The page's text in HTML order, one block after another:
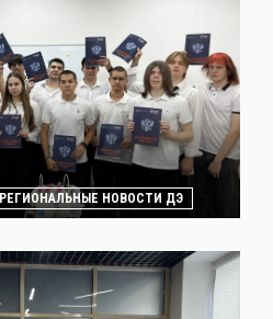
РЕГИОНАЛЬНЫЕ НОВОСТИ ДЭ